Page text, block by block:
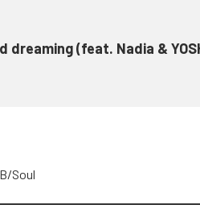
dreaming (feat. Nadia &
Soul